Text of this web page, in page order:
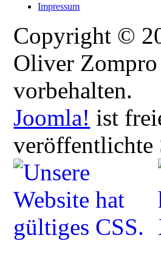
Impressum
Copyright ©
Oliver
vorbehalten.
Joomla! ist
veröffentlichte